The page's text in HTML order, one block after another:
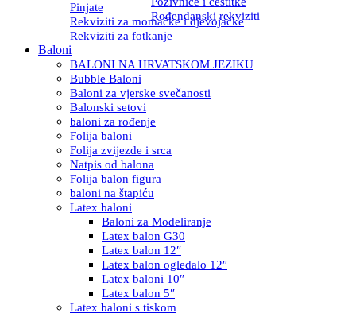
Pinjate
Rekviziti za momačke i djevojačke
Rođendanski rekviziti
Rekviziti za fotkanje
Baloni
BALONI NA HRVATSKOM JEZIKU
Bubble Baloni
Baloni za vjerske svečanosti
Balonski setovi
baloni za rođenje
Folija baloni
Folija zvijezde i srca
Natpis od balona
Folija balon figura
baloni na štapiću
Latex baloni
Baloni za Modeliranje
Latex balon G30
Latex balon 12″
Latex balon ogledalo 12″
Latex baloni 10″
Latex balon 5″
Latex baloni s tiskom